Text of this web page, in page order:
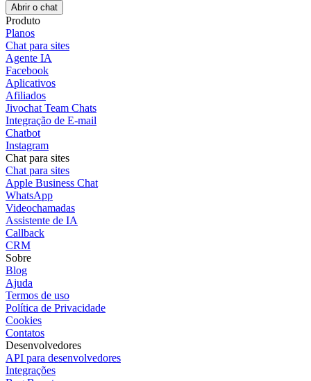
Abrir o chat
Produto
Planos
Chat para sites
Agente IA
Facebook
Aplicativos
Afiliados
Jivochat Team Chats
Integração de E-mail
Chatbot
Instagram
Chat para sites
Chat para sites
Apple Business Chat
WhatsApp
Videochamadas
Assistente de IA
Callback
CRM
Sobre
Blog
Ajuda
Termos de uso
Política de Privacidade
Cookies
Contatos
Desenvolvedores
API para desenvolvedores
Integrações